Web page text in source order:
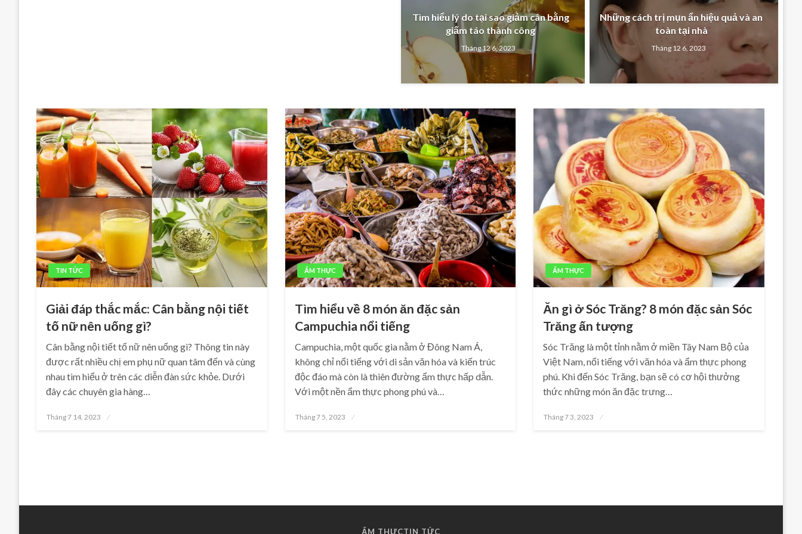
Tìm hiểu lý do tại sao giảm cân bằng
giấm táo thành công
Tháng 12 6, 2023
Những cách trị mụn ẩn hiệu quả và an
toàn tại nhà
Tháng 12 6, 2023
TIN TỨC
Giải đáp thắc mắc: Cân bằng nội tiết
tố nữ nên uống gì?
Cân bằng nội tiết tố nữ nên uống gì? Thông tin này
được rất nhiều chị em phụ nữ quan tâm đến và cùng
nhau tìm hiểu ở trên các diễn đàn sức khỏe. Dưới
đây các chuyên gia hàng…
Posted
Tháng 7 14, 2023
ẨM THỰC
Tìm hiểu về 8 món ăn đặc sản
Campuchia nổi tiếng
Campuchia, một quốc gia nằm ở Đông Nam Á,
không chỉ nổi tiếng với di sản văn hóa và kiến trúc
độc đáo mà còn là thiên đường ẩm thực hấp dẫn.
Với một nền ẩm thực phong phú và…
Posted
Tháng 7 5, 2023
ẨM THỰC
Ăn gì ở Sóc Trăng? 8 món đặc sản Sóc
Trăng ấn tượng
Sóc Trăng là một tỉnh nằm ở miền Tây Nam Bộ của
Việt Nam, nổi tiếng với văn hóa và ẩm thực phong
phú. Khi đến Sóc Trăng, bạn sẽ có cơ hội thưởng
thức những món ăn đặc trưng…
Posted
Tháng 7 3, 2023
ẨM THỰCTIN TỨC